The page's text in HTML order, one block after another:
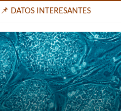
📌 DATOS INTERESANTES